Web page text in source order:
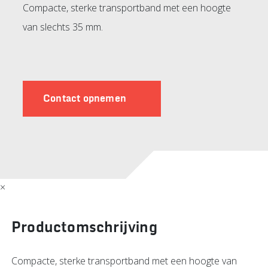
Compacte, sterke transportband met een hoogte
van slechts 35 mm.
Contact opnemen
×
Productomschrijving
Compacte, sterke transportband met een hoogte van